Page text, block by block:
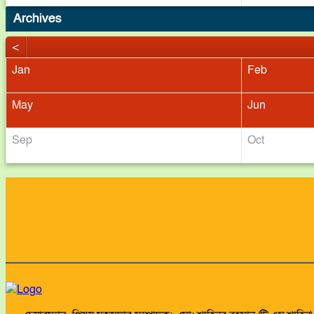
Archives
<
Jan Feb
May Jun
Sep Oct